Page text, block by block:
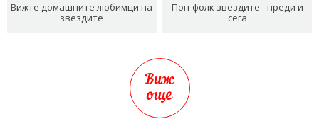
Вижте домашните любимци на
звездите
Поп-фолк звездите - преди и
сега
Виж
още